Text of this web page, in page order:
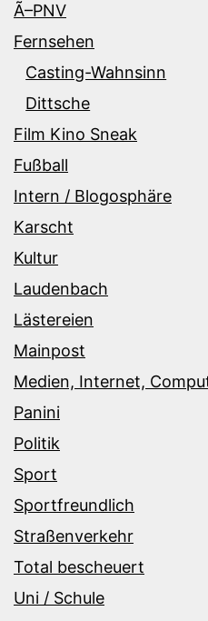
Ã–PNV
Fernsehen
Casting-Wahnsinn
Dittsche
Film Kino Sneak
Fußball
Intern / Blogosphäre
Karscht
Kultur
Laudenbach
Lästereien
Mainpost
Medien, Internet,
Panini
Politik
Sport
Sportfreundlich
Straßenverkehr
Total bescheuert
Uni / Schule